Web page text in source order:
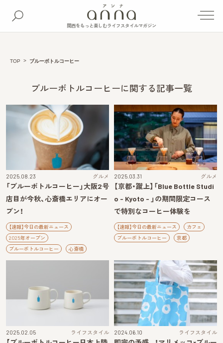
関西をもっと楽しむライフスタイルマガジン
TOP ブルーボトルコーヒー
ブルーボトルコーヒーに関する記事一覧
2025.08.23 グルメ
「ブルーボトルコーヒー」大阪2号
店目が今秋、心斎橋エリアにオー
プン！
【速報】今日の最新ニュース
2025年オープン
ブルーボトルコーヒー
心斎橋
2025.03.31 グルメ
【京都・蹴上】「Blue Bottle Studi
o - Kyoto - 」の期間限定コース
で特別なコーヒー体験を
【速報】今日の最新ニュース
カフェ
ブルーボトルコーヒー
京都
2025.02.05 ライフスタイル 2024.06.10 ライフスタイル